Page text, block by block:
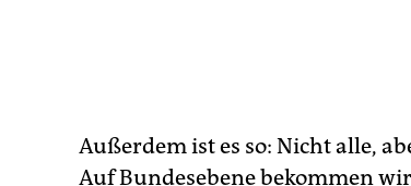
Außerdem ist es so: Nicht alle,
Auf Bundesebene bekommen